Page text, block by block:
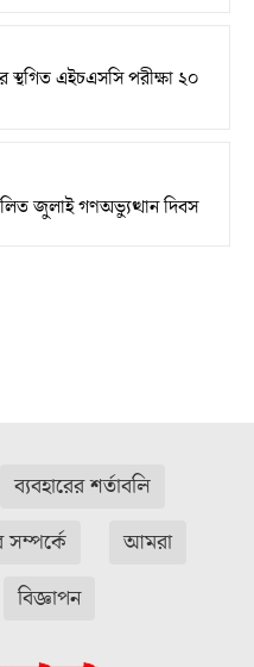
স্থগিত এইচএসসি পরীক্ষা ২০
জুলাই গণঅভ্যুত্থান দিবস
ব্যবহারের শর্তাবলি
আমরা
বিজ্ঞাপন